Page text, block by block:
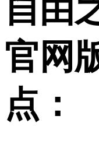
自由
官网
点：